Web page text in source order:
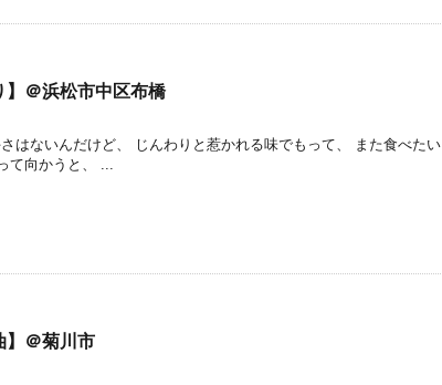
】＠浜松市中区布橋
はないんだけど、 じんわりと惹かれる味でもって、 また食べたい
て向かうと、 ...
】＠菊川市